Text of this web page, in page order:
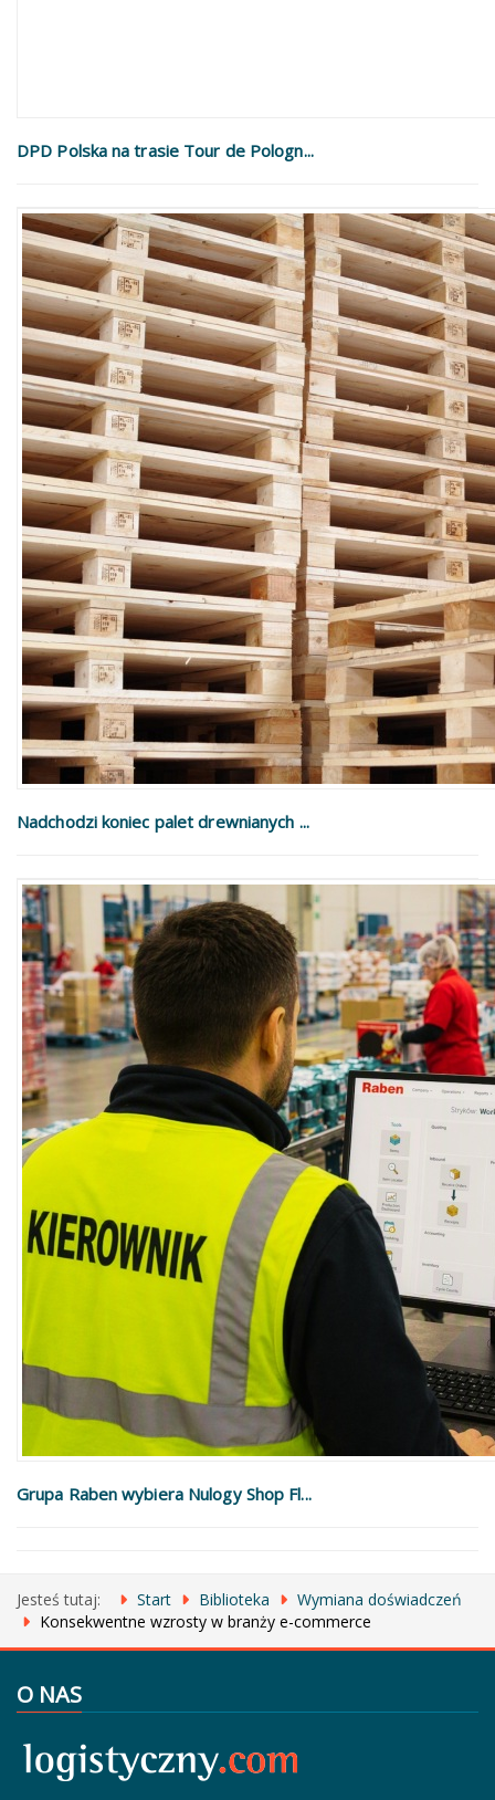
DPD Polska na trasie Tour de Pologn...
Nadchodzi koniec palet drewnianych ...
Grupa Raben wybiera Nulogy Shop Fl...
Jesteś tutaj: Start Biblioteka
Wymiana doświadczeń
Konsekwentne wzrosty w branży e-commerce
O NAS